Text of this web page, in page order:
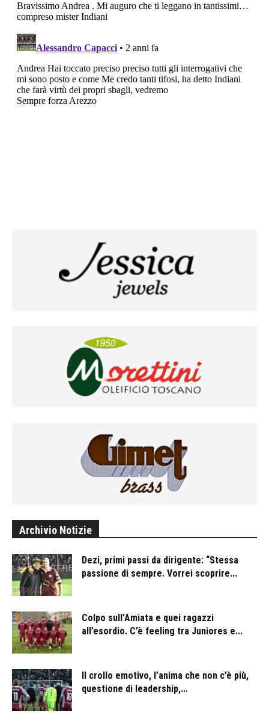
Archivio Notizie
Dezi, primi passi da dirigente: “Stessa
passione di sempre. Vorrei scoprire...
Colpo sull’Amiata e quei ragazzi
all’esordio. C’è feeling tra Juniores e...
Il crollo emotivo, l’anima che non c’è più,
questione di leadership,...